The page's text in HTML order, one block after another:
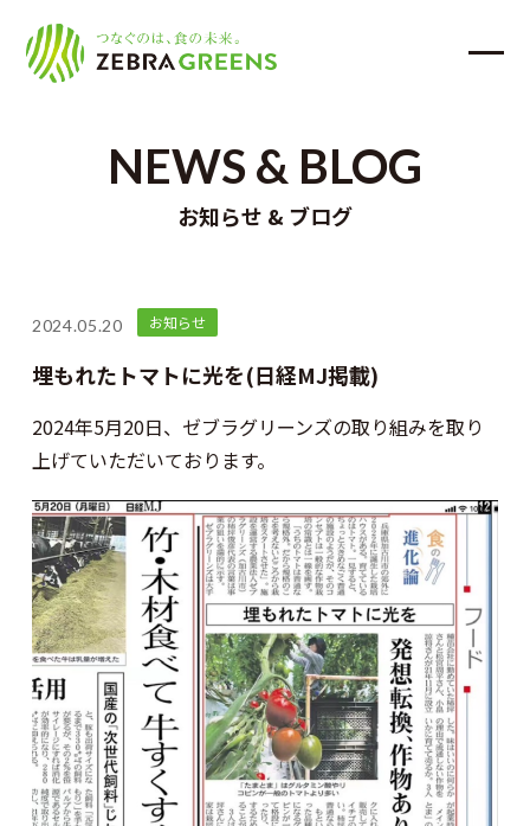
NEWS & BLOG
お知らせ & ブログ
2024.05.20 お知らせ
埋もれたトマトに光を(日経MJ掲載)
2024年5月20日、ゼブラグリーンズの取り組みを取り
上げていただいております。